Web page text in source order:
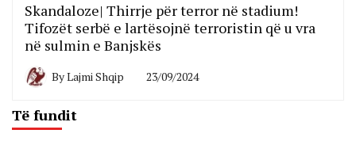
Skandaloze| Thirrje për terror në stadium!
Tifozët serbë e lartësojnë terroristin që u vra
në sulmin e Banjskës
ByLajmi Shqip 23/09/2024
Të fundit